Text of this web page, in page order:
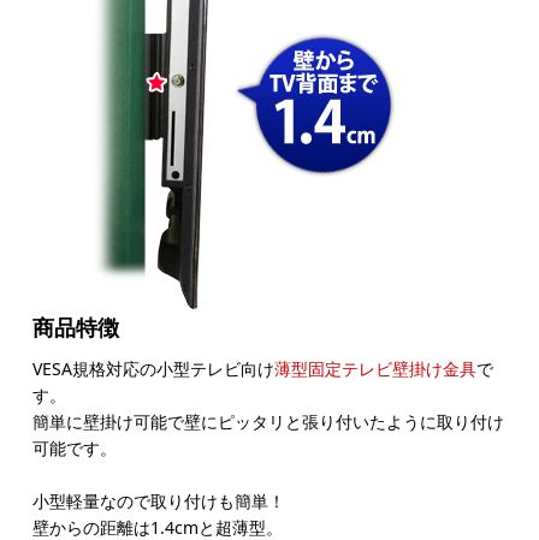
商品特徴
VESA規格対応の小型テレビ向け薄型固定テレビ壁掛け金具で
す。
簡単に壁掛け可能で壁にピッタリと張り付いたように取り付け
可能です。
小型軽量なので取り付けも簡単！
壁からの距離は1.4cmと超薄型。